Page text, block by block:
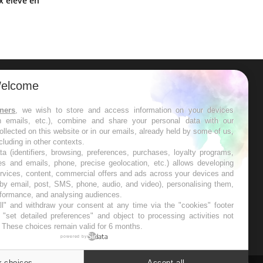
les semaines les meilleures
, we wish to store and access information on your devices
emails, etc.), combine and share your personal data with our
on this website or in our emails, already held by some of us,
in other contexts.
(identifiers, browsing, preferences, purchases, loyalty programs,
and emails, phone, precise geolocation, etc.) allows developing
content, commercial offers and ads across your devices and
email, post, SMS, phone, audio, and video), personalising them,
and analysing audiences.
and withdraw your consent at any time via the "cookies" footer
detailed preferences" and object to processing activities not
choices remain valid for 6 months.
powered by